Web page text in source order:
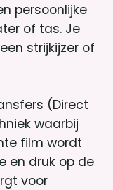
persoonlijke
of tas. Je
strijkijzer of
(Direct
waarbij
film wordt
en druk op de
voor